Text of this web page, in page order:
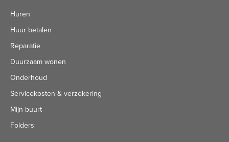
Huren
Huur betalen
Reparatie
Duurzaam wonen
Onderhoud
Servicekosten & verzekering
Mijn buurt
Folders